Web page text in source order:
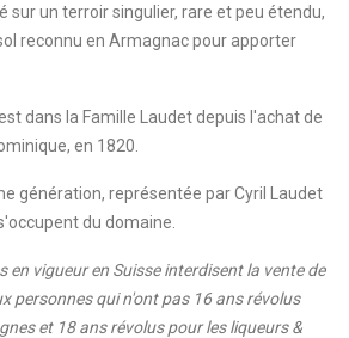
sur un terroir singulier, rare et peu étendu,
reconnu en Armagnac pour apporter
dans la Famille Laudet depuis l'achat de
en 1820.
génération, représentée par Cyril Laudet
du domaine.
en vigueur en Suisse interdisent la vente de
personnes qui n'ont pas 16 ans révolus
et 18 ans révolus pour les liqueurs &